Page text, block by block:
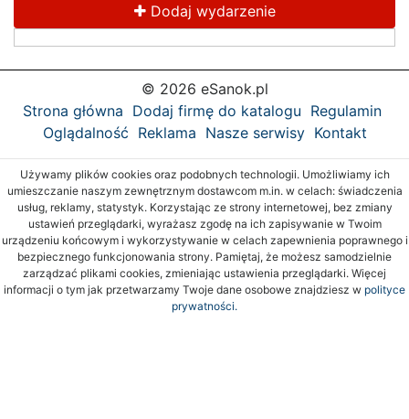
Dodaj wydarzenie
© 2026 eSanok.pl
Strona główna Dodaj firmę do katalogu Regulamin
Oglądalność Reklama Nasze serwisy Kontakt
Używamy plików cookies oraz podobnych technologii. Umożliwiamy ich
umieszczanie naszym zewnętrznym dostawcom m.in. w celach: świadczenia
usług, reklamy, statystyk. Korzystając ze strony internetowej, bez zmiany
ustawień przeglądarki, wyrażasz zgodę na ich zapisywanie w Twoim
urządzeniu końcowym i wykorzystywanie w celach zapewnienia poprawnego i
bezpiecznego funkcjonowania strony. Pamiętaj, że możesz samodzielnie
zarządzać plikami cookies, zmieniając ustawienia przeglądarki. Więcej
informacji o tym jak przetwarzamy Twoje dane osobowe znajdziesz w polityce
prywatności.